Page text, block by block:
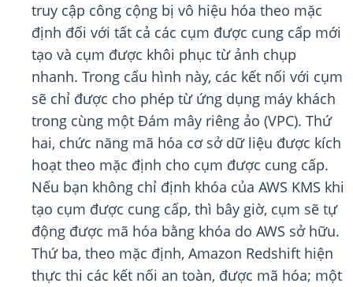
truy cập công cộng bị vô hiệu hóa theo mặc
định đối với tất cả các cụm được cung cấp mới
tạo và cụm được khôi phục từ ảnh chụp
nhanh. Trong cấu hình này, các kết nối với cụm
sẽ chỉ được cho phép từ ứng dụng máy khách
trong cùng một Đám mây riêng ảo (VPC). Thứ
hai, chức năng mã hóa cơ sở dữ liệu được kích
hoạt theo mặc định cho cụm được cung cấp.
Nếu bạn không chỉ định khóa của AWS KMS khi
tạo cụm được cung cấp, thì bây giờ, cụm sẽ tự
động được mã hóa bằng khóa do AWS sở hữu.
Thứ ba, theo mặc định, Amazon Redshift hiện
thực thi các kết nối an toàn, được mã hóa; một